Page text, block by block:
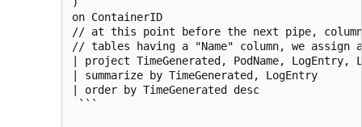
)
on ContainerID
// at this point before the next pipe,
// tables having a "Name" column, we assign
| project TimeGenerated, PodName, LogEntry,
| summarize by TimeGenerated, LogEntry
| order by TimeGenerated desc
```